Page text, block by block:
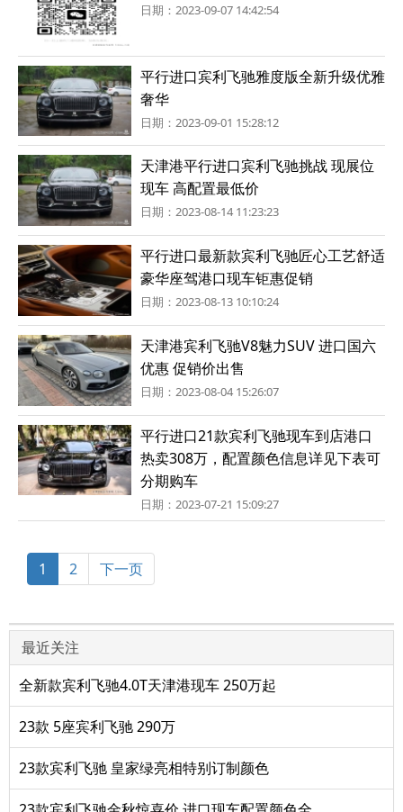
日期：2023-09-07 14:42:54
平行进口宾利飞驰雅度版全新升级优雅
奢华
日期：2023-09-01 15:28:12
天津港平行进口宾利飞驰挑战 现展位
现车 高配置最低价
日期：2023-08-14 11:23:23
平行进口最新款宾利飞驰匠心工艺舒适
豪华座驾港口现车钜惠促销
日期：2023-08-13 10:10:24
天津港宾利飞驰V8魅力SUV 进口国六
优惠 促销价出售
日期：2023-08-04 15:26:07
平行进口21款宾利飞驰现车到店港口
热卖308万，配置颜色信息详见下表可
分期购车
日期：2023-07-21 15:09:27
1 2 下一页
最近关注
全新款宾利飞驰4.0T天津港现车 250万起
23款 5座宾利飞驰 290万
23款宾利飞驰 皇家绿亮相特别订制颜色